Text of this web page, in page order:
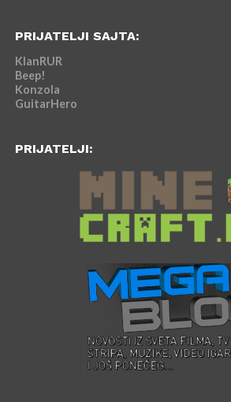
PRIJATELJI SAJTA:
KlanRUR
Beep!
Konzola
GuitarHero
PRIJATELJI: